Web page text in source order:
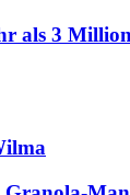
als 3